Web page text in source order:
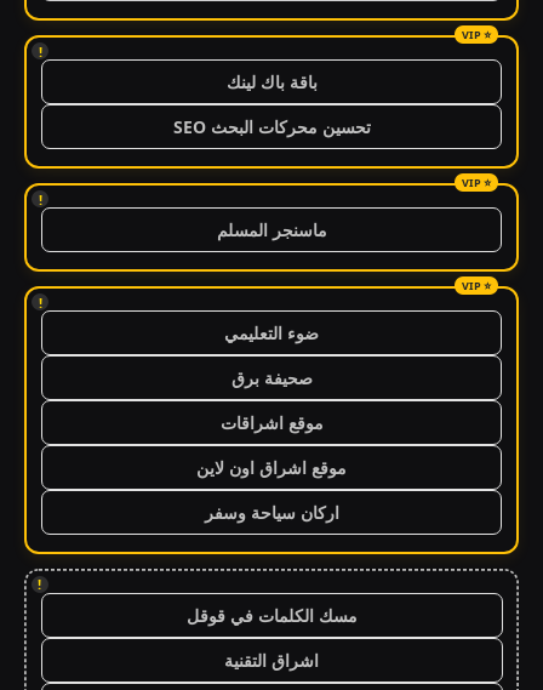
!
باقة باك لينك
تحسين محركات البحث SEO
!
ماسنجر المسلم
!
ضوء التعليمي
صحيفة برق
موقع اشراقات
موقع اشراق اون لاين
اركان سياحة وسفر
!
مسك الكلمات في قوقل
اشراق التقنية